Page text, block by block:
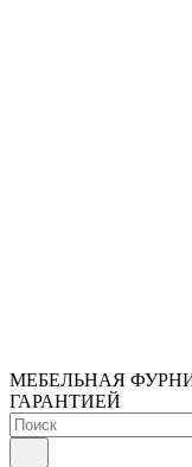
МЕБЕЛЬНАЯ
ГАРАНТИЕЙ